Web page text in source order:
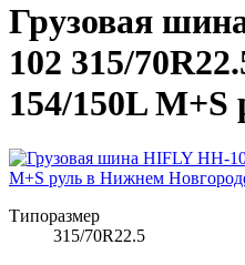
Грузовая
102 315/
154/150L M+S
Типоразмер
315/70R22.5